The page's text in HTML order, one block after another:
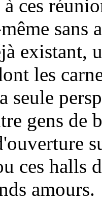
ces
sans
existant,
les
seule
gens de
ces halls
amours.